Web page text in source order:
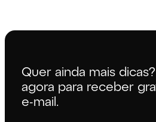
Quer ainda mais
agora para receber
e-mail.